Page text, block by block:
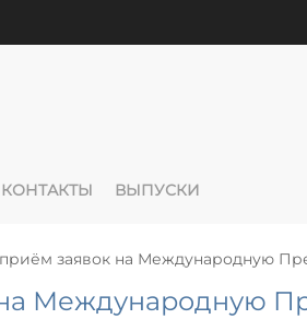
КОНТАКТЫ ВЫПУСКИ
заявок на Международную
Международную